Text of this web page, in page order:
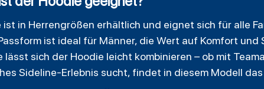
ist in Herrengrößen erhältlich und eignet sich für alle
ist ideal für Männer, die Wert auf Komfort und
lässt sich der Hoodie leicht kombinieren – ob mit
Sideline-Erlebnis sucht, findet in diesem Modell